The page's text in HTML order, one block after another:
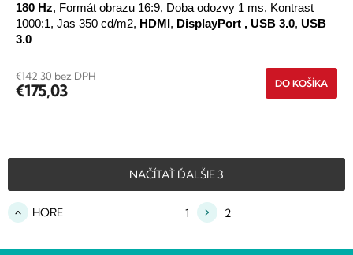
€142,30 bez DPH
€175,03 DO KOŠÍKA
180 Hz, Formát obrazu 16:9, Doba odozvy 1 ms, Kontrast
1000:1, Jas 350 cd/m2, HDMI , DisplayPort , USB 3.0, USB
3.0
O
l
á
d
NAČÍTAŤ ĎALŠIE 3
1 2
HORE